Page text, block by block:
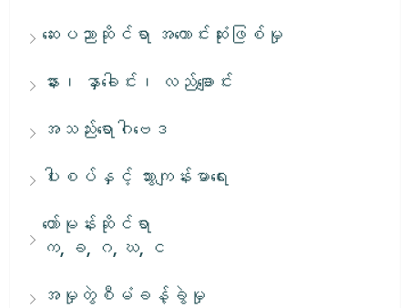
ဆေးပညာဆိုင်ရာ အကောင်းဆုံးဖြစ်မှု
နား၊ နှာခေါင်း၊ လည်ချောင်း
အသည်းရောဂါဗေဒ
ပါးစပ်နှင့် သွားကျန်းမာရေး
ဟော်မုန်းဆိုင်ရာ
က, ခ, ဂ, ဃ, င
အမှုတွဲစီမံခန့်ခွဲမှု